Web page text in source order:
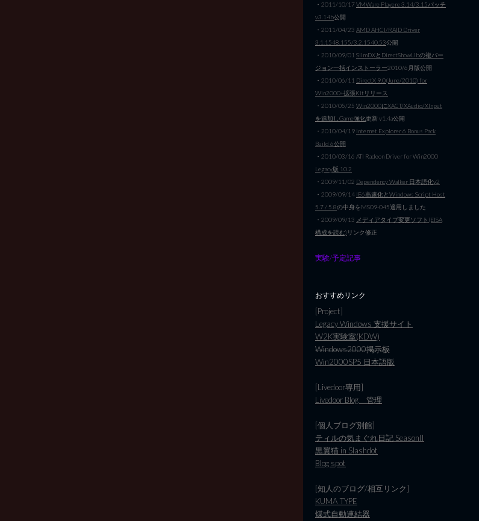
・2011/10/17VMWare Playere 3.14/3.15パッチ
v3.14b公開
・2011/04/23 AMD AHCI/RAID Driver
3.1.1548.155/3.2.1540.53公開
・2010/09/01 SlimDXとDirectShowLibの複バー
ジョン一括インストーラー2010/6月版公開
・2010/06/11 DirectX 9.0(June/2010) for
Win2000+拡張Kitリリース
・2010/05/25 Win2000にXACT/XAudio/XInput
を追加しGame強化更新 v1.4a公開
・2010/04/19 Internet Explorer 6 Bonus Pack
Build 6公開
・2010/03/16 ATI Radeon Driver for Win2000
Legacy版 10.2
・2009/11/02 Dependency Walker 日本語化v2
・2009/09/14 IE6高速化とWindows Script Host
5.7 / 5.8の中身をMS09-045適用しました
・2009/09/13 メディアタイプ変更ソフト(EISA
構成を読む) リンク修正
実験/予定記事
おすすめリンク
[Project]
Legacy Windows 支援サイト
W2K実験室(KDW)
Windows2000掲示板
Win2000SP5 日本語版
[Livedoor専用]
Livedoor Blog 管理
[個人ブログ別館]
ティルの気まぐれ日記 SeasonII
黒翼猫 in Slashdot
Blog spot
[知人のブログ/相互リンク]
KUMA TYPE
煤式自動連結器